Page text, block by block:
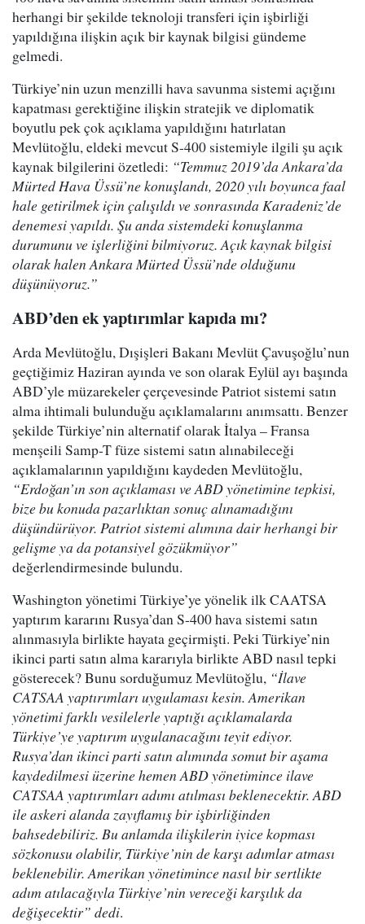
herhangi bir şekilde teknoloji transferi için işbirliği
yapıldığına ilişkin açık bir kaynak bilgisi gündeme
gelmedi.
Türkiye’nin uzun menzilli hava savunma sistemi açığını
kapatması gerektiğine ilişkin stratejik ve diplomatik
boyutlu pek çok açıklama yapıldığını hatırlatan
Mevlütoğlu, eldeki mevcut S-400 sistemiyle ilgili şu açık
kaynak bilgilerini özetledi: “Temmuz 2019’da Ankara’da
Mürted Hava Üssü’ne konuşlandı, 2020 yılı boyunca faal
hale getirilmek için çalışıldı ve sonrasında Karadeniz’de
denemesi yapıldı. Şu anda sistemdeki konuşlanma
durumunu ve işlerliğini bilmiyoruz. Açık kaynak bilgisi
olarak halen Ankara Mürted Üssü’nde olduğunu
düşünüyoruz.”
ABD’den ek yaptırımlar kapıda mı?
Arda Mevlütoğlu, Dışişleri Bakanı Mevlüt Çavuşoğlu’nun
geçtiğimiz Haziran ayında ve son olarak Eylül ayı başında
ABD’yle müzarekeler çerçevesinde Patriot sistemi satın
alma ihtimali bulunduğu açıklamalarını anımsattı. Benzer
şekilde Türkiye’nin alternatif olarak İtalya – Fransa
menşeili Samp-T füze sistemi satın alınabileceği
açıklamalarının yapıldığını kaydeden Mevlütoğlu,
“Erdoğan’ın son açıklaması ve ABD yönetimine tepkisi,
bize bu konuda pazarlıktan sonuç alınamadığını
düşündürüyor. Patriot sistemi alımına dair herhangi bir
gelişme ya da potansiyel gözükmüyor”
değerlendirmesinde bulundu.
Washington yönetimi Türkiye’ye yönelik ilk CAATSA
yaptırım kararını Rusya’dan S-400 hava sistemi satın
alınmasıyla birlikte hayata geçirmişti. Peki Türkiye’nin
ikinci parti satın alma kararıyla birlikte ABD nasıl tepki
gösterecek? Bunu sorduğumuz Mevlütoğlu, “İlave
CATSAA yaptırımları uygulaması kesin. Amerikan
yönetimi farklı vesilelerle yaptığı açıklamalarda
Türkiye’ye yaptırım uygulanacağını teyit ediyor.
Rusya’dan ikinci parti satın alımında somut bir aşama
kaydedilmesi üzerine hemen ABD yönetimince ilave
CATSAA yaptırımları adımı atılması beklenecektir. ABD
ile askeri alanda zayıflamış bir işbirliğinden
bahsedebiliriz. Bu anlamda ilişkilerin iyice kopması
sözkonusu olabilir, Türkiye’nin de karşı adımlar atması
beklenebilir. Amerikan yönetimince nasıl bir sertlikte
adım atılacağıyla Türkiye’nin vereceği karşılık da
değişecektir” dedi.